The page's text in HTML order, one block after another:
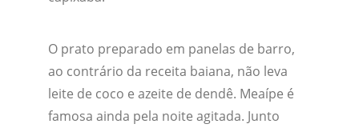
O prato preparado em panelas de barro,
ao contrário da receita baiana, não leva
leite de coco e azeite de dendê. Meaípe é
famosa ainda pela noite agitada. Junto